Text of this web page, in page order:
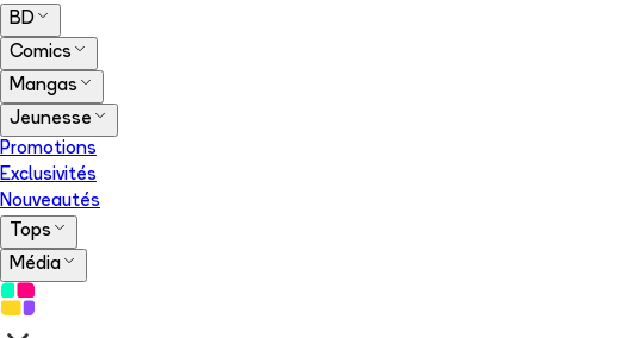
BD
Comics
Mangas
Jeunesse
Promotions
Exclusivités
Nouveautés
Tops
Média